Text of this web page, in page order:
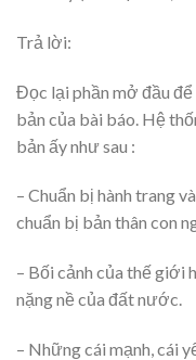
Trả lời:
Đọc lại phần mở đầu
bản của bài báo. Hệ
bản ấy như sau :
– Chuẩn bị hành trang
chuẩn bị bản thân con
– Bối cảnh của thế giới
nặng nề của đất nước.
– Những cái mạnh, cái